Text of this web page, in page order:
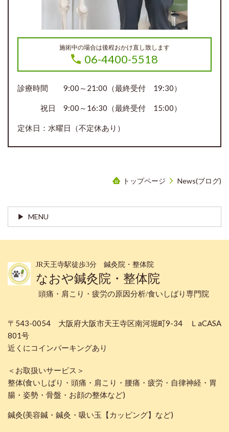
施術中の場合は後程おかけ直し致します
06-4400-5518
診療時間 9:00～21:00（最終受付 19:30）
祝日 9:00～16:30（最終受付 15:00）
定休日：水曜日（不定休あり）
トップページ News(ブログ)
MENU
JR天王寺駅徒歩3分 鍼灸院・整体院
なおや鍼灸院・整体院
頭痛・肩こり・疲労の原因分析/食いしばり専門院
〒543-0054 大阪府大阪市天王寺区南河堀町9-34 ＬaCASA
801号
近くにコインパーキングあり
＜お取扱いサービス＞
整体(食いしばり・頭痛・肩こり・腰痛・疲労・自律神経・胃
腸・姿勢・骨盤・お顔の整体など)
鍼灸(美容鍼・鍼灸・吸い玉【カッピング】など)